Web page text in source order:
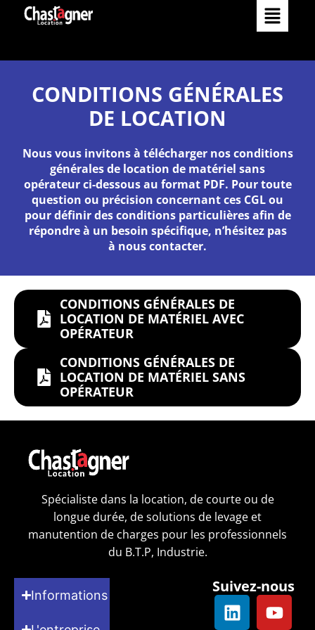
Réalisations
Occasions
L’Entreprise
Actualités
Contact
Nos services
Nos agences
Catalogue
CONDITIONS GÉNÉRALES
DE LOCATION
Nous vous invitons à télécharger nos conditions
générales de location de matériel sans
opérateur ci-dessous au format PDF. Pour toute
question ou précision concernant ces CGL ou
pour définir des conditions particulières afin de
répondre à un besoin spécifique, n’hésitez pas
à nous contacter.
CONDITIONS GÉNÉRALES DE
LOCATION DE MATÉRIEL AVEC
OPÉRATEUR
CONDITIONS GÉNÉRALES DE
LOCATION DE MATÉRIEL SANS
OPÉRATEUR
Spécialiste dans la location, de courte ou de
longue durée, de solutions de levage et
manutention de charges pour les professionnels
du B.T.P, Industrie.
Informations Suivez-nous